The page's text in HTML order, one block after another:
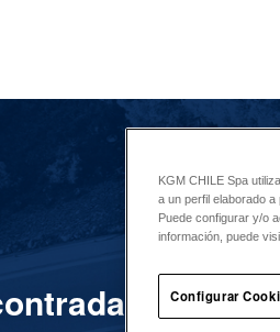
KGM CHILE Spa
a un perfil elaborado
Puede configurar y/o
información, puede
Configurar